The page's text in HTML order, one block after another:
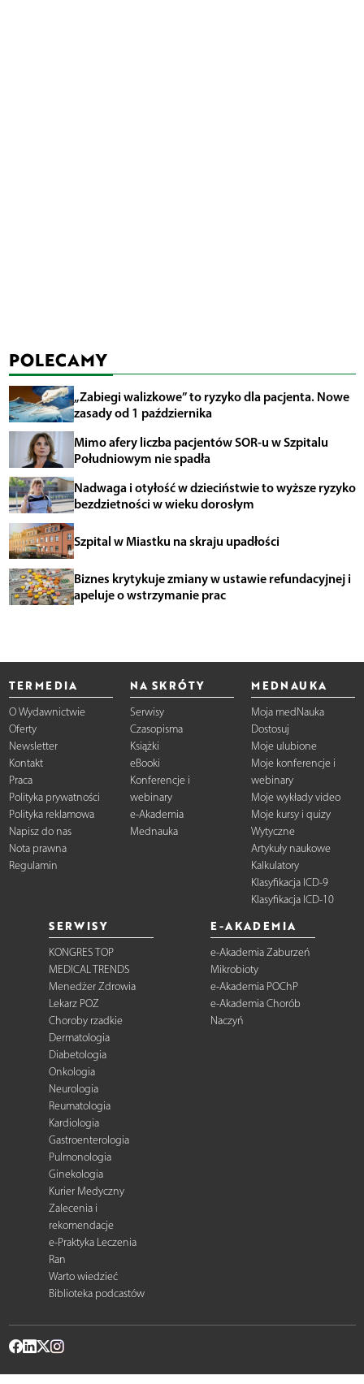
POLECAMY
„Zabiegi walizkowe” to ryzyko dla pacjenta. Nowe
zasady od 1 października
Mimo afery liczba pacjentów SOR-u w Szpitalu
Południowym nie spadła
Nadwaga i otyłość w dzieciństwie to wyższe ryzyko
bezdzietności w wieku dorosłym
Szpital w Miastku na skraju upadłości
Biznes krytykuje zmiany w ustawie refundacyjnej i
apeluje o wstrzymanie prac
TERMEDIA
O Wydawnictwie
Oferty
Newsletter
Kontakt
Praca
Polityka prywatności
Polityka reklamowa
Napisz do nas
Nota prawna
Regulamin
NA SKRÓTY
Serwisy
Czasopisma
Książki
eBooki
Konferencje i
webinary
e-Akademia
Mednauka
MEDNAUKA
Moja medNauka
Dostosuj
Moje ulubione
Moje konferencje i
webinary
Moje wykłady video
Moje kursy i quizy
Wytyczne
Artykuły naukowe
Kalkulatory
Klasyfikacja ICD-9
Klasyfikacja ICD-10
SERWISY
KONGRES TOP
MEDICAL TRENDS
Menedżer Zdrowia
Lekarz POZ
Choroby rzadkie
Dermatologia
Diabetologia
Onkologia
Neurologia
Reumatologia
Kardiologia
Gastroenterologia
Pulmonologia
Ginekologia
Kurier Medyczny
Zalecenia i
rekomendacje
e-Praktyka Leczenia
Ran
Warto wiedzieć
Biblioteka podcastów
E-AKADEMIA
e-Akademia Zaburzeń
Mikrobioty
e-Akademia POChP
e-Akademia Chorób
Naczyń